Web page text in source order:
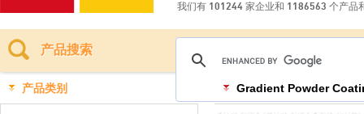
我们有 101244 家企业和 1186563 个产品
产品搜索
产品类别 Gradient Powder